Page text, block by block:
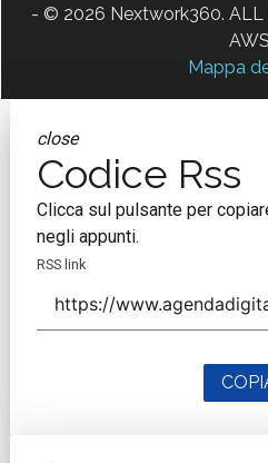
- © 2026 Nextwork360. ALL
AWS
Mappa
close
Codice Rss
Clicca sul pulsante per
negli appunti.
RSS link